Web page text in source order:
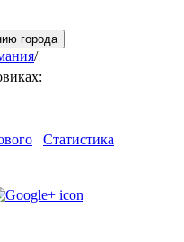
/
Статистика